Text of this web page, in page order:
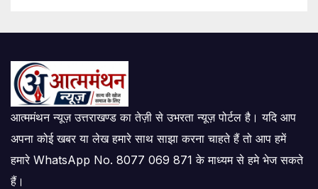
आत्ममंथन न्यूज़ उत्तराखण्ड का तेज़ी से उभरता न्यूज़ पोर्टल है। यदि आप
अपना कोई खबर या लेख हमारे साथ साझा करना चाहते हैं तो आप हमें
हमारे WhatsApp No. 8077 069 871 के माध्यम से हमे भेज सकते
हैं।